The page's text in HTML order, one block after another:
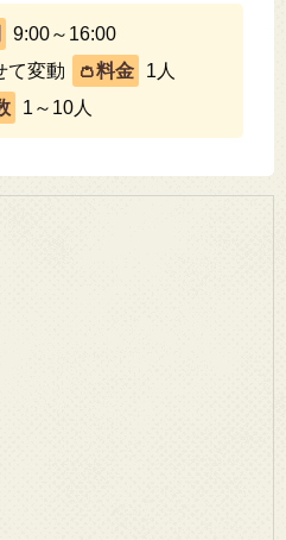
9:00～16:00
て変動
1人
1～10人